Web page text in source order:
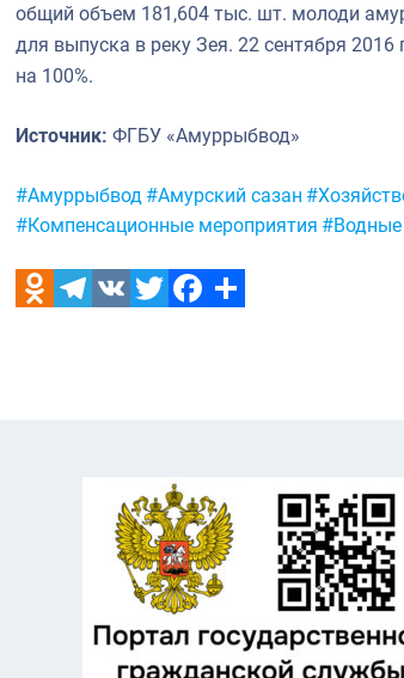
общий объем 181,604 тыс. шт. молоди
для выпуска в реку Зея. 22 сентября
на 100%.
Источник: ФГБУ «Амуррыбвод»
Метки:
#Амуррыбвод #Амурский сазан
#Компенсационные мероприятия #Водные